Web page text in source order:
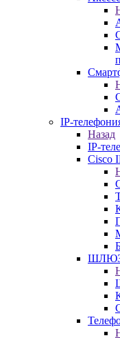
IP-
Назад
IP-
Cisco
ШЛЮЗ